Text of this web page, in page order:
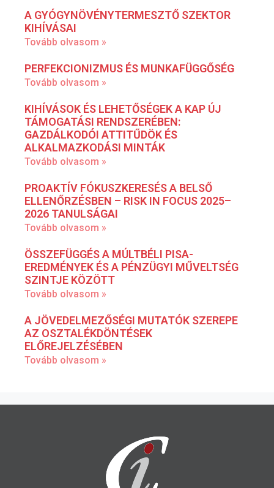
A GYÓGYNÖVÉNYTERMESZTŐ SZEKTOR
KIHÍVÁSAI
Tovább olvasom »
PERFEKCIONIZMUS ÉS MUNKAFÜGGŐSÉG
Tovább olvasom »
KIHÍVÁSOK ÉS LEHETŐSÉGEK A KAP ÚJ
TÁMOGATÁSI RENDSZERÉBEN:
GAZDÁLKODÓI ATTITŰDÖK ÉS
ALKALMAZKODÁSI MINTÁK
Tovább olvasom »
PROAKTÍV FÓKUSZKERESÉS A BELSŐ
ELLENŐRZÉSBEN – RISK IN FOCUS 2025–
2026 TANULSÁGAI
Tovább olvasom »
ÖSSZEFÜGGÉS A MÚLTBÉLI PISA-
EREDMÉNYEK ÉS A PÉNZÜGYI MŰVELTSÉG
SZINTJE KÖZÖTT
Tovább olvasom »
A JÖVEDELMEZŐSÉGI MUTATÓK SZEREPE
AZ OSZTALÉKDÖNTÉSEK
ELŐREJELZÉSÉBEN
Tovább olvasom »